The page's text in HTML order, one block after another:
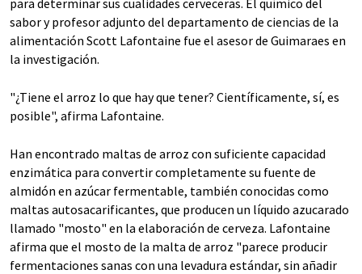
para determinar sus cualidades cerveceras. El químico del
sabor y profesor adjunto del departamento de ciencias de la
alimentación Scott Lafontaine fue el asesor de Guimaraes en
la investigación.
"¿Tiene el arroz lo que hay que tener? Científicamente, sí, es
posible", afirma Lafontaine.
Han encontrado maltas de arroz con suficiente capacidad
enzimática para convertir completamente su fuente de
almidón en azúcar fermentable, también conocidas como
maltas autosacarificantes, que producen un líquido azucarado
llamado "mosto" en la elaboración de cerveza. Lafontaine
afirma que el mosto de la malta de arroz "parece producir
fermentaciones sanas con una levadura estándar, sin añadir